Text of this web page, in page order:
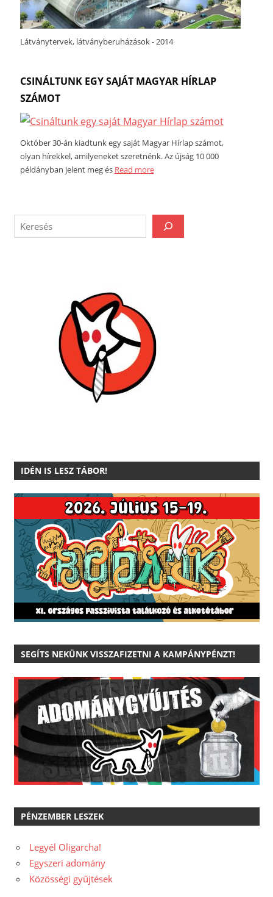
Látványtervek, látványberuházások - 2014
CSINÁLTUNK EGY SAJÁT MAGYAR HÍRLAP
SZÁMOT
Október 30-án kiadtunk egy saját Magyar Hírlap számot,
olyan hírekkel, amilyeneket szeretnénk. Az újság 10 000
példányban jelent meg és Read more
IDÉN IS LESZ TÁBOR!
SEGÍTS NEKÜNK VISSZAFIZETNI A KAMPÁNYPÉNZT!
PÉNZEMBER LESZEK
Legyél Oligarcha!
Egyszeri adomány
Közösségi gyűjtések